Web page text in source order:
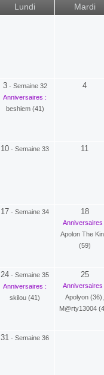
Lundi Mardi
3- Semaine 32
Anniversaires :
beshiem (41)
4
10 - Semaine 33 11
17 - Semaine 34 18
Anniversaires
Apolon The
(59)
24 - Semaine 35
Anniversaires :
skilou (41)
25
Anniversaires
Apolyon (36)
M@rty13004
31 - Semaine 36